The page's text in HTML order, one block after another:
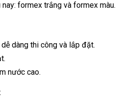
formex trắng và formex màu.
dàng thi công và lắp đặt.
nước cao.